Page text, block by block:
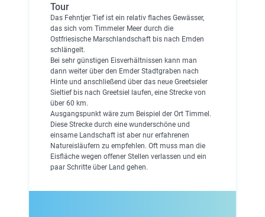
Tour
Das Fehntjer Tief ist ein relativ flaches Gewässer,
das sich vom Timmeler Meer durch die
Ostfriesische Marschlandschaft bis nach Emden
schlängelt.
Bei sehr günstigen Eisverhältnissen kann man
dann weiter über den Emder Stadtgraben nach
Hinte und anschließend über das neue Greetsieler
Sieltief bis nach Greetsiel laufen, eine Strecke von
über 60 km.
Ausgangspunkt wäre zum Beispiel der Ort Timmel.
Diese Strecke durch eine wunderschöne und
einsame Landschaft ist aber nur erfahrenen
Natureisläufern zu empfehlen. Oft muss man die
Eisfläche wegen offener Stellen verlassen und ein
paar Schritte über Land gehen.